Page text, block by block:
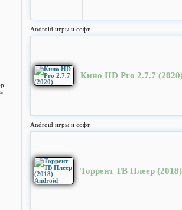
Android игры и софт
Кино HD Pro 2.7.7
Android игры и софт
Торрент ТВ Плеер